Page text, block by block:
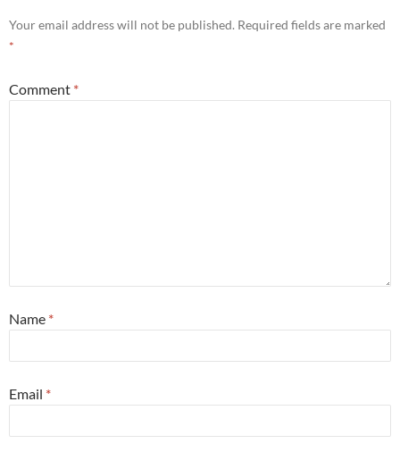
Your email address will not be published. Required fields are marked
*
Comment *
Name *
Email *